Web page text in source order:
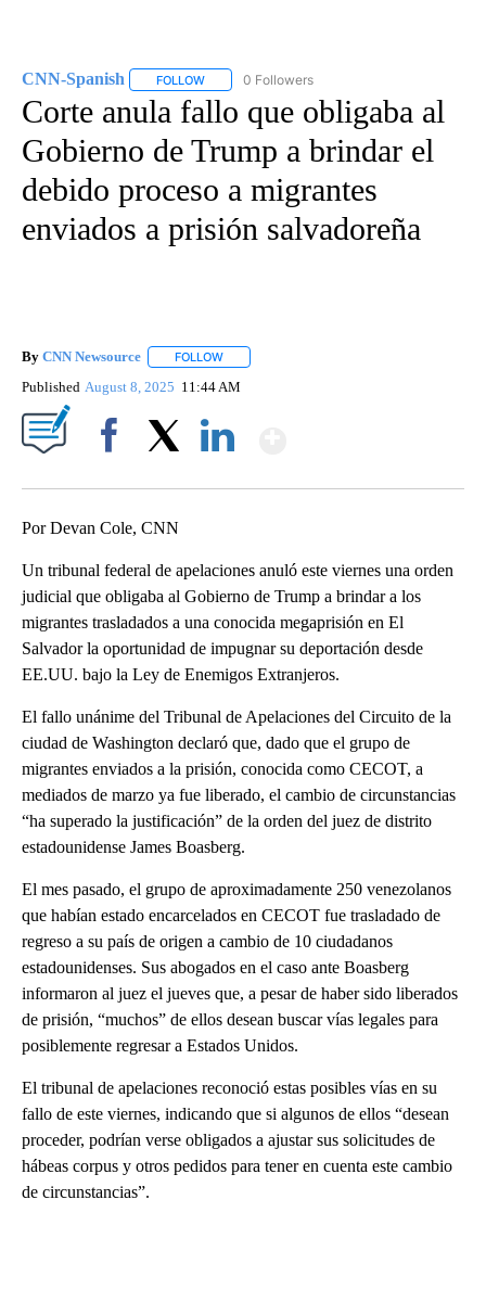
CNN-Spanish FOLLOW FOLLOW "CNN-SPANISH" TO RECEIVE
0 Followers
Corte anula fallo que obligaba al
Gobierno de Trump a brindar el
debido proceso a migrantes
enviados a prisión salvadoreña
By CNN Newsource FOLLOW
Published August 8, 2025 11:44 AM
Por Devan Cole, CNN
Un tribunal federal de apelaciones anuló este viernes una orden
judicial que obligaba al Gobierno de Trump a brindar a los
migrantes trasladados a una conocida megaprisión en El
Salvador la oportunidad de impugnar su deportación desde
EE.UU. bajo la Ley de Enemigos Extranjeros.
El fallo unánime del Tribunal de Apelaciones del Circuito de la
ciudad de Washington declaró que, dado que el grupo de
migrantes enviados a la prisión, conocida como CECOT, a
mediados de marzo ya fue liberado, el cambio de circunstancias
“ha superado la justificación” de la orden del juez de distrito
estadounidense James Boasberg.
El mes pasado, el grupo de aproximadamente 250 venezolanos
que habían estado encarcelados en CECOT fue trasladado de
regreso a su país de origen a cambio de 10 ciudadanos
estadounidenses. Sus abogados en el caso ante Boasberg
informaron al juez el jueves que, a pesar de haber sido liberados
de prisión, “muchos” de ellos desean buscar vías legales para
posiblemente regresar a Estados Unidos.
El tribunal de apelaciones reconoció estas posibles vías en su
fallo de este viernes, indicando que si algunos de ellos “desean
proceder, podrían verse obligados a ajustar sus solicitudes de
hábeas corpus y otros pedidos para tener en cuenta este cambio
de circunstancias”.